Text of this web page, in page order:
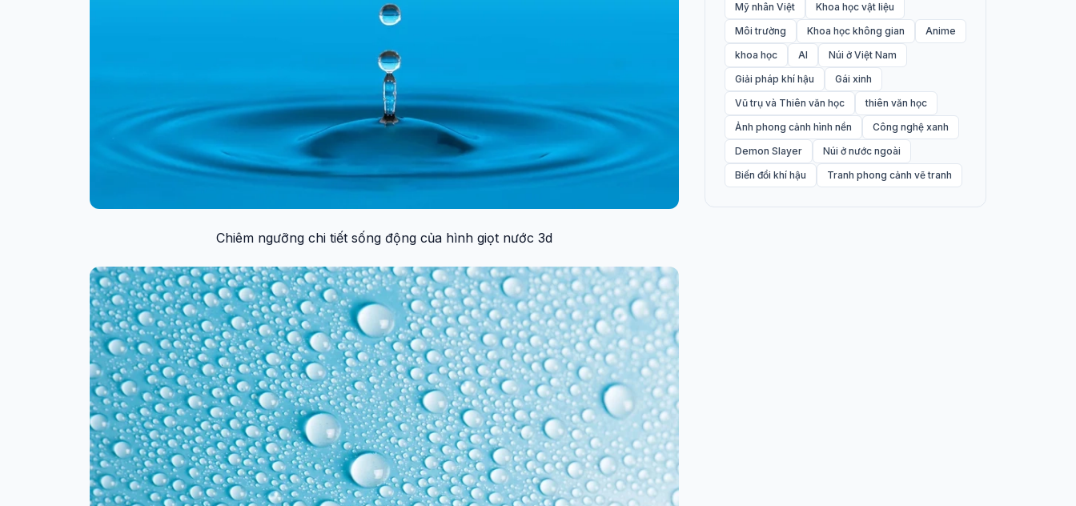
Chiêm ngưỡng chi tiết sống động của hình giọt nước 3d
Mỹ nhân Việt
Khoa học vật liệu
Môi trường
Khoa học không gian
Anime
khoa học
AI
Núi ở Việt Nam
Giải pháp khí hậu
Gái xinh
Vũ trụ và Thiên văn học
thiên văn học
Ảnh phong cảnh hình nền
Công nghệ xanh
Demon Slayer
Núi ở nước ngoài
Biến đổi khí hậu
Tranh phong cảnh vẽ tranh